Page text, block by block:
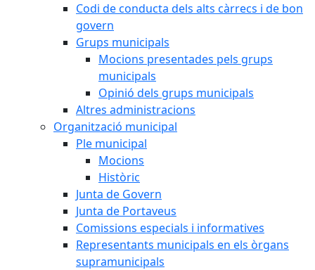
Codi de conducta dels alts càrrecs i de bon
govern
Grups municipals
Mocions presentades pels grups
municipals
Opinió dels grups municipals
Altres administracions
Organització municipal
Ple municipal
Mocions
Històric
Junta de Govern
Junta de Portaveus
Comissions especials i informatives
Representants municipals en els òrgans
supramunicipals